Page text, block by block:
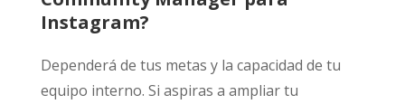
Instagram?
Dependerá de tus metas y la capacidad de tu
equipo interno. Si aspiras a ampliar tu